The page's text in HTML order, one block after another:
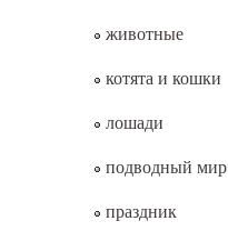
животные
котята и кошки
лошади
подводный мир
праздник